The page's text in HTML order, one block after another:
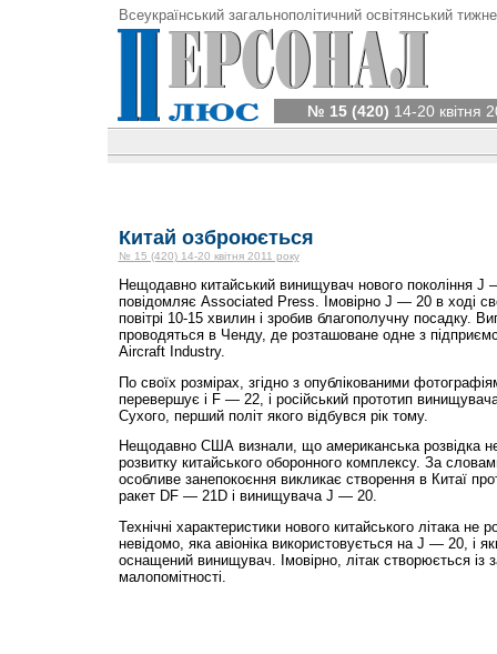
Всеукраїнський загальнополітичний освітянський
№ 15 (420) 14-20 квітня
Китай озброюється
№ 15 (420) 14-20 квітня 2011 року
Нещодавно китайський винищувач нового покоління J
повідомляє Associated Press. Імовірно J — 20 в ході
повітрі 10-15 хвилин і зробив благополучну посадку.
проводяться в Ченду, де розташоване одне з
Aircraft Industry.
По своїх розмірах, згідно з опублікованими
перевершує і F — 22, і російський прототип
Сухого, перший політ якого відбувся рік тому.
Нещодавно США визнали, що американська розвідка
розвитку китайського оборонного комплексу. За
особливе занепокоєння викликає створення в Китаї
ракет DF — 21D і винищувача J — 20.
Технічні характеристики нового китайського літака не
невідомо, яка авіоніка використовується на J — 20, і
оснащений винищувач. Імовірно, літак створюється із
малопомітності.